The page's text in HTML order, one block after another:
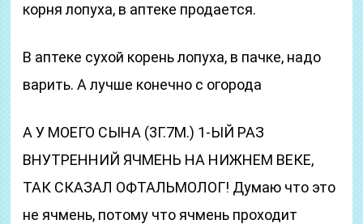
корня лопуха, в аптеке продается.
В аптеке сухой корень лопуха, в пачке, надо
варить. А лучше конечно с огорода
А У МОЕГО СЫНА (3Г.7М.) 1-ЫЙ РАЗ
ВНУТРЕННИЙ ЯЧМЕНЬ НА НИЖНЕМ ВЕКЕ,
ТАК СКАЗАЛ ОФТАЛЬМОЛОГ! Думаю что это
не ячмень, потому что ячмень проходит